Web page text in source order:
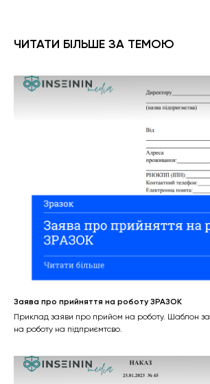
ЧИТАТИ БІЛЬШЕ ЗА ТЕМОЮ
Заява про прийняття на роботу ЗРАЗОК
Приклад заяви про прийом на роботу. Шаблон
на роботу на підприємтсво.